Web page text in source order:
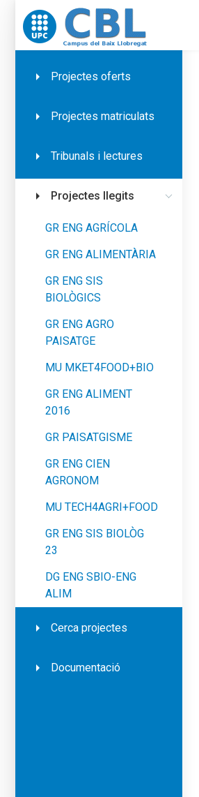
Go to upc.edu
Projectes oferts
Projectes matriculats
Tribunals i lectures
Projectes llegits
GR ENG AGRÍCOLA
GR ENG ALIMENTÀRIA
GR ENG SIS
BIOLÒGICS
GR ENG AGRO
PAISATGE
MU MKET4FOOD+BIO
GR ENG ALIMENT
2016
GR PAISATGISME
GR ENG CIEN
AGRONOM
MU TECH4AGRI+FOOD
GR ENG SIS BIOLÒG
23
DG ENG SBIO-ENG
ALIM
Cerca projectes
Documentació